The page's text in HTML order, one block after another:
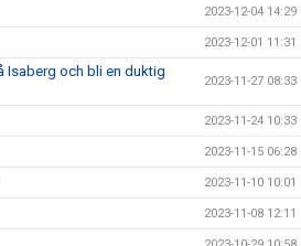
2023-12-04 14:29
2023-12-01 11:31
Isaberg och bli en duktig
2023-11-27 08:33
2023-11-24 10:33
2023-11-15 06:28
2023-11-10 10:01
2023-11-08 12:11